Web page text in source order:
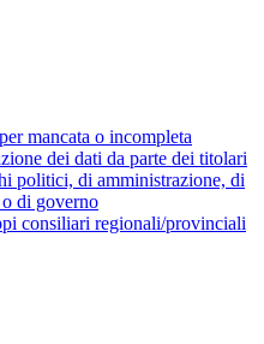
mancata o incompleta
dei dati da parte dei titolari
politici, di amministrazione, di
di governo
consiliari regionali/provinciali